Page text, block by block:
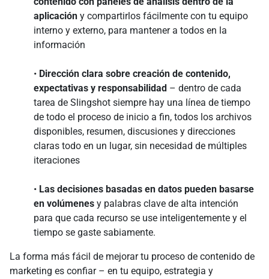
aplicación y compartirlos fácilmente con tu equipo
interno y externo, para mantener a todos en la
información
• Dirección clara sobre creación de contenido,
expectativas y responsabilidad – dentro de cada
tarea de Slingshot siempre hay una línea de tiempo
de todo el proceso de inicio a fin, todos los archivos
disponibles, resumen, discusiones y direcciones
claras todo en un lugar, sin necesidad de múltiples
iteraciones
• Las decisiones basadas en datos pueden basarse
en volúmenes y palabras clave de alta intención
para que cada recurso se use inteligentemente y el
tiempo se gaste sabiamente.
La forma más fácil de mejorar tu proceso de contenido de
marketing es confiar – en tu equipo, estrategia y